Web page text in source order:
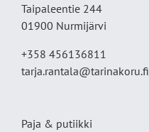
Taipaleentie 244
01900 Nurmijärvi
+358 456136811
tarja.rantala@tarinakoru.fi
Paja & putiikki